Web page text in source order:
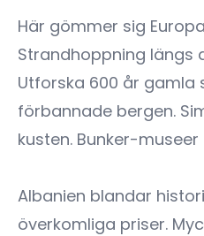
Här gömmer sig
Strandhoppning längs
Utforska 600 år gamla
förbannade bergen.
kusten. Bunker-
Albanien blandar
överkomliga priser.